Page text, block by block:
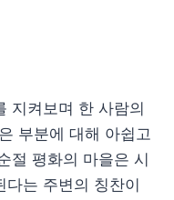
지켜보며 한 사람의
부분에 대해 아쉽고
절 평화의 마을은 시
는 주변의 칭찬이